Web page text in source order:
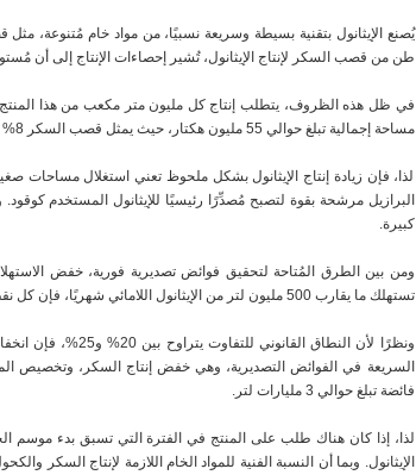
طن من قصب السكر لإنتاج الإيثانول، تُشير إحصاءات الإنتاج إلى أن مُستويات الإنتاج الفعلي تصل
مساحة إجمالية تبلغ حوالي 55 مليون هكتار، حيث يمثل قصب السكر 8% من هذه المساحة الإجمالية.
لذا، فإن زيادة إنتاج الإيثانول بشكل ملحوظ تعني استغلال مساحات
البرازيل مرشحة بقوة لتصبح مُصدِّرًا رئيسيًا للإيثانول المستخدم
كبيرة.
ومن بين الطرق المُتاحة لتحقيق فوائض تصديرية فورية، خفض
تستهلك ما يقارب 500 مليون لتر من الإيثانول اللامائي شهريًا، فإن كل نقطة مئوية تُخفض نسبة المزج تُمثل انخفاضًا في الاستهلاك يُقارب 20 مليون لتر شهريًا.
فائضة تبلغ حوالي 3 مليارات لتر.
لذا، إذا كان هناك طلب على المنتج في الفترة التي تسبق بدء